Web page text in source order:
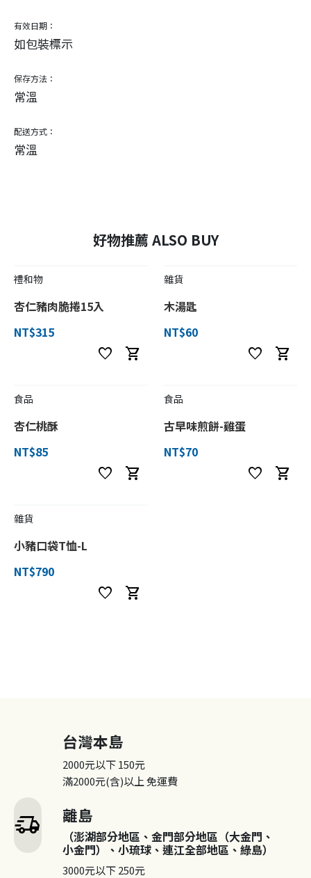
有效日期：
如包裝標示
保存方法：
常溫
配送方式：
常溫
好物推薦 ALSO BUY
禮和物
杏仁豬肉脆捲15入
NT$315
favorite shopping_cart
雜貨
木湯匙
NT$60
favorite shopping_cart
食品
杏仁桃酥
NT$85
favorite shopping_cart
食品
古早味煎餅-雞蛋
NT$70
favorite shopping_cart
雜貨
小豬口袋T恤-L
NT$790
favorite shopping_cart
delivery_truck_speed
台灣本島
2000元以下150元
滿2000元(含)以上免運費
離島
（澎湖部分地區、金門部分地區（大金門、
小金門）、小琉球、連江全部地區、綠島）
3000元以下250元